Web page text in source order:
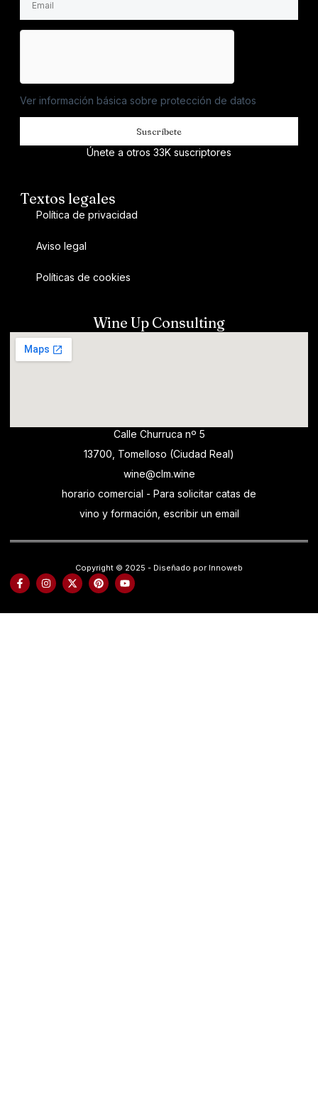
Ver información básica sobre protección de datos
Suscríbete
Únete a otros 33K suscriptores
Textos legales
Política de privacidad
Aviso legal
Políticas de cookies
Wine Up Consulting
Calle Churruca nº 5
13700, Tomelloso (Ciudad Real)
wine@clm.wine
horario comercial - Para solicitar catas de
vino y formación, escribir un email
Copyright © 2025 - Diseñado por Innoweb